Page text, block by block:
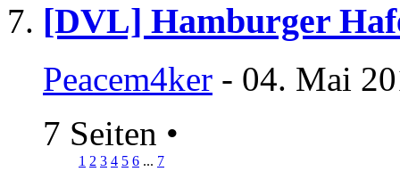
[DVL] Hamburger
Peacem4ker - 04. Mai
7 Seiten •
1 2 3 4 5 6 ... 7